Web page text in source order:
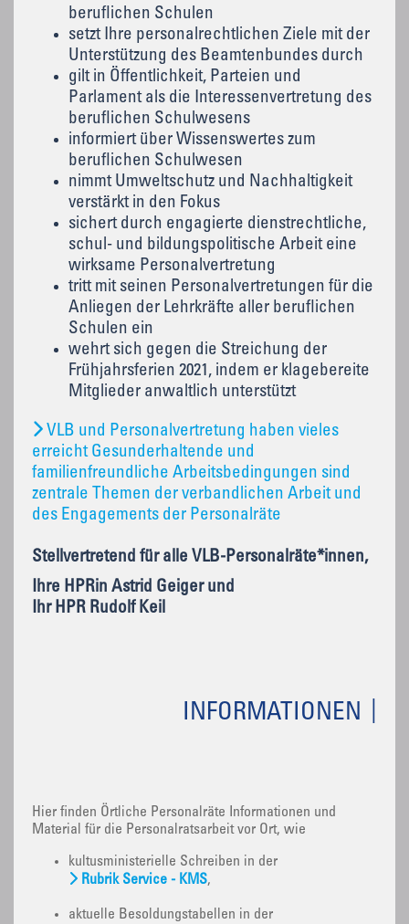
beruflichen Schulen
setzt Ihre personalrechtlichen Ziele mit der
Unterstützung des Beamtenbundes durch
gilt in Öffentlichkeit, Parteien und
Parlament als die Interessenvertretung des
beruflichen Schulwesens
informiert über Wissenswertes zum
beruflichen Schulwesen
nimmt Umweltschutz und Nachhaltigkeit
verstärkt in den Fokus
sichert durch engagierte dienstrechtliche,
schul- und bildungspolitische Arbeit eine
wirksame Personalvertretung
tritt mit seinen Personalvertretungen für die
Anliegen der Lehrkräfte aller beruflichen
Schulen ein
wehrt sich gegen die Streichung der
Frühjahrsferien 2021, indem er klagebereite
Mitglieder anwaltlich unterstützt
VLB und Personalvertretung haben vieles
erreicht Gesunderhaltende und
familienfreundliche Arbeitsbedingungen sind
zentrale Themen der verbandlichen Arbeit und
des Engagements der Personalräte
Stellvertretend für alle VLB-Personalräte*innen,
Ihre HPRin Astrid Geiger und
Ihr HPR Rudolf Keil
INFORMATIONEN
Hier finden Örtliche Personalräte Informationen und
Material für die Personalratsarbeit vor Ort, wie
kultusministerielle Schreiben in der
Rubrik Service - KMS,
aktuelle Besoldungstabellen in der